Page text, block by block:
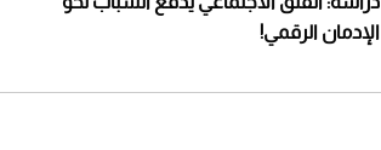
الإدمان الرقمي!